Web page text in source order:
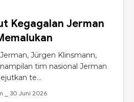
Kegagalan Jerman
Jürgen Klinsmann,
tim nasional Jerman
te...
⎯ 30 Juni 2026